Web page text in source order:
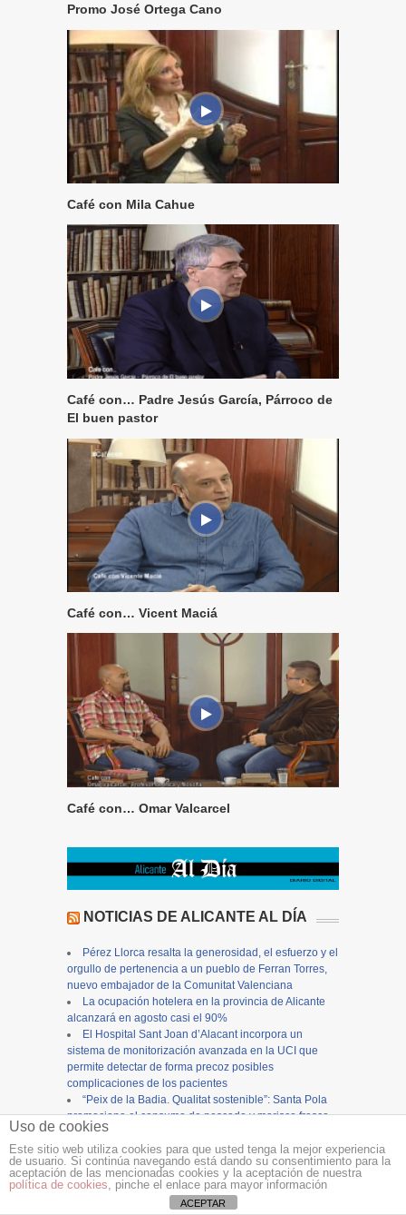
Promo José Ortega Cano
Café con Mila Cahue
Café con… Padre Jesús García, Párroco de
El buen pastor
Café con… Vicent Maciá
Café con… Omar Valcarcel
NOTICIAS DE ALICANTE AL DÍA
Pérez Llorca resalta la generosidad, el esfuerzo y el
orgullo de pertenencia a un pueblo de Ferran Torres,
nuevo embajador de la Comunitat Valenciana
La ocupación hotelera en la provincia de Alicante
alcanzará en agosto casi el 90%
El Hospital Sant Joan d’Alacant incorpora un
sistema de monitorización avanzada en la UCI que
permite detectar de forma precoz posibles
complicaciones de los pacientes
“Peix de la Badia. Qualitat sostenible”: Santa Pola
promociona el consumo de pescado y marisco fresco
Un agosto distinto. ¡Qué grande es España!
La mejor música de Ennio Morricone por
l’Ensemble le Muse y el jazz a la Ermita con «Baila la
lluvia con Ana Pereira Quartet» en Finestrat
Santa Pola recibe de la Generalitat Valenciana cien
Uso de cookies
Este sitio web utiliza cookies para que usted tenga la mejor experiencia
de usuario. Si continúa navegando está dando su consentimiento para la
aceptación de las mencionadas cookies y la aceptación de nuestra
política de cookies, pinche el enlace para mayor información
ACEPTAR